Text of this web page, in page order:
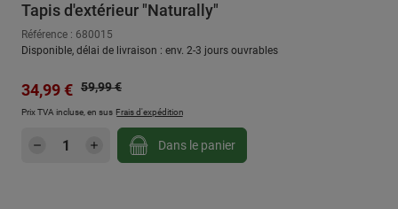
Tapis d'extérieur "Naturally"
Référence : 680015
Disponible, délai de livraison : env. 2-3 jours ouvrables
Prix de vente :
34,99 € Prix régulier :
59,99 €
Prix TVA incluse, en sus Frais d'expédition
Quantité de produit : Entrez la quantité
Dans le panier